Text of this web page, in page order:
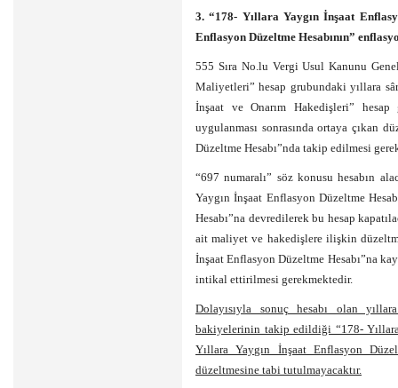
3. “178- Yıllara Yaygın İnşaat
Enflasyon Düzeltme Hesabının”
555 Sıra No.lu Vergi Usul Kanunu
Maliyetleri” hesap grubundaki yıllara
İnşaat ve Onarım Hakedişleri”
uygulanması sonrasında ortaya çıkan
Düzeltme Hesabı”nda takip edilmesi
“697 numaralı” söz konusu hesabın
Yaygın İnşaat Enflasyon Düzeltme
Hesabı”na devredilerek bu hesap
ait maliyet ve hakedişlere ilişkin
İnşaat Enflasyon Düzeltme Hesabı”na
intikal ettirilmesi gerekmektedir.
Dolayısıyla sonuç hesabı olan
bakiyelerinin takip edildiği “178-
Yıllara Yaygın İnşaat Enflasyon
düzeltmesine tabi tutulmayacaktır.